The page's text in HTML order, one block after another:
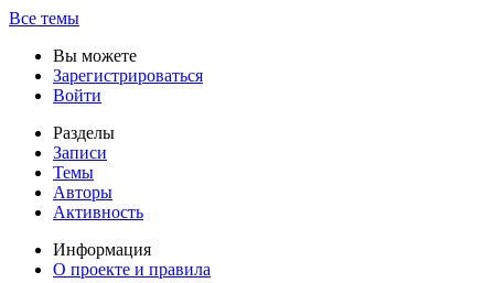
Все темы
Вы можете
Зарегистрироваться
Войти
Разделы
Записи
Темы
Авторы
Активность
Информация
О проекте и правила